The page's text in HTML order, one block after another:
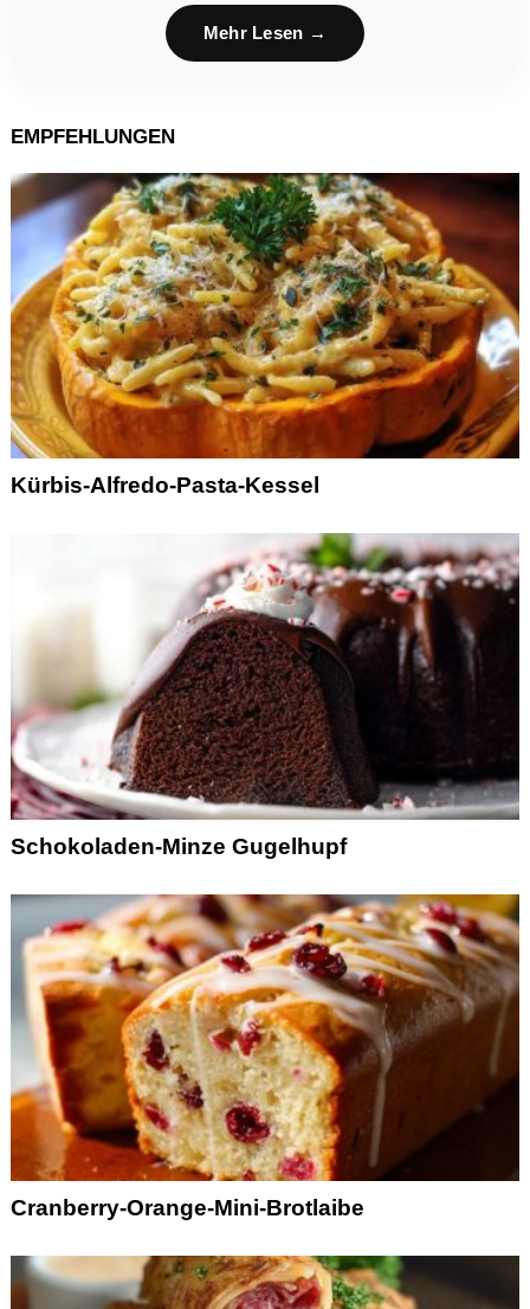
Mehr Lesen →
EMPFEHLUNGEN
Kürbis-Alfredo-Pasta-Kessel
Schokoladen-Minze Gugelhupf
Cranberry-Orange-Mini-Brotlaibe